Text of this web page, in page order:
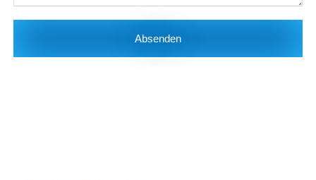
Absenden